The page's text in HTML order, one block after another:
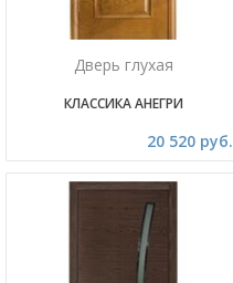
Дверь глухая
КЛАССИКА АНЕГРИ
20 520 руб.